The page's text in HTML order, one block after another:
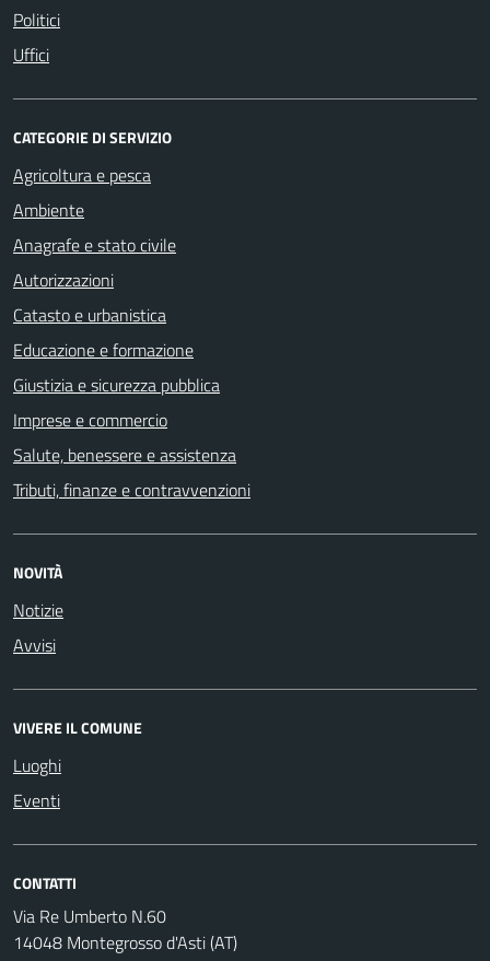
Politici
Uffici
CATEGORIE DI SERVIZIO
Agricoltura e pesca
Ambiente
Anagrafe e stato civile
Autorizzazioni
Catasto e urbanistica
Educazione e formazione
Giustizia e sicurezza pubblica
Imprese e commercio
Salute, benessere e assistenza
Tributi, finanze e contravvenzioni
NOVITÀ
Notizie
Avvisi
VIVERE IL COMUNE
Luoghi
Eventi
CONTATTI
Via Re Umberto N.60
14048 Montegrosso d'Asti (AT)